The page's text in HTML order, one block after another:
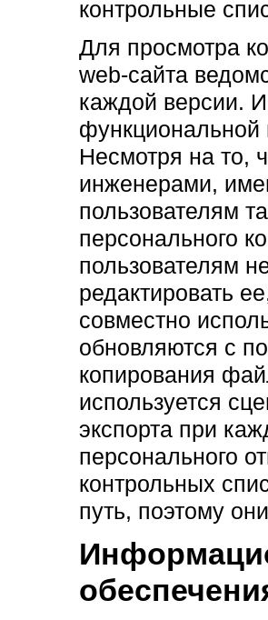
контрольные
Для просмотра
web-сайта
каждой версии.
функциональной
Несмотря на то,
инженерами,
пользователям
персонального
пользователям
редактировать
совместно
обновляются с
копирования
используется
экспорта при
персонального
контрольных
путь, поэтому